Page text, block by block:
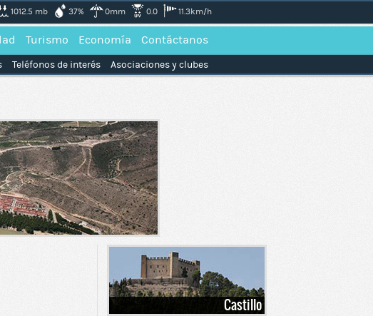
1012.5 mb 37% 0mm 0.0 11.3km/h
Turismo Economía Contáctanos
Teléfonos de interés Asociaciones y clubes
Castillo